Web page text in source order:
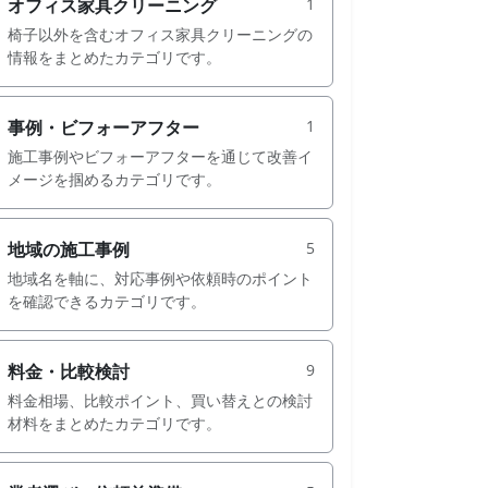
オフィス家具クリーニング
椅子以外を含むオフィス家具クリーニングの
情報をまとめたカテゴリです。
事例・ビフォーアフター
1
施工事例やビフォーアフターを通じて改善イ
メージを掴めるカテゴリです。
地域の施工事例
5
地域名を軸に、対応事例や依頼時のポイント
を確認できるカテゴリです。
料金・比較検討
9
料金相場、比較ポイント、買い替えとの検討
材料をまとめたカテゴリです。